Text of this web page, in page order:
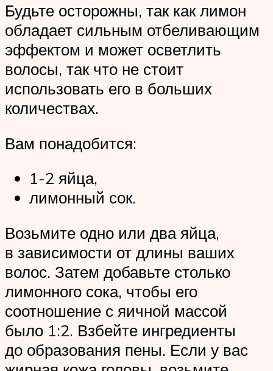
Будьте осторожны, так как лимон
обладает сильным отбеливающим
эффектом и может осветлить
волосы, так что не стоит
использовать его в больших
количествах.
Вам понадобится:
1-2 яйца,
лимонный сок.
Возьмите одно или два яйца,
в зависимости от длины ваших
волос. Затем добавьте столько
лимонного сока, чтобы его
соотношение с яичной массой
было 1:2. Взбейте ингредиенты
до образования пены. Если у вас